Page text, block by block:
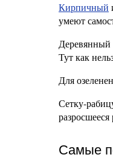
Кирпичный
умеют
Деревянный
Тут как
Для
Сетку-
Самые